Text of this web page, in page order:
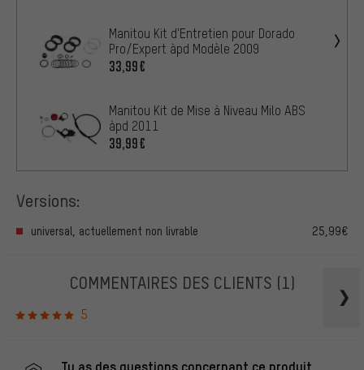
Manitou Kit d'Entretien pour Dorado
Pro/Expert àpd Modèle 2009
33,99€
Manitou Kit de Mise à Niveau Milo ABS
àpd 2011
39,99€
Versions:
universal, actuellement non livrable 25,99€
COMMENTAIRES DES CLIENTS (1)
5
Tu as des questions concernant ce produit